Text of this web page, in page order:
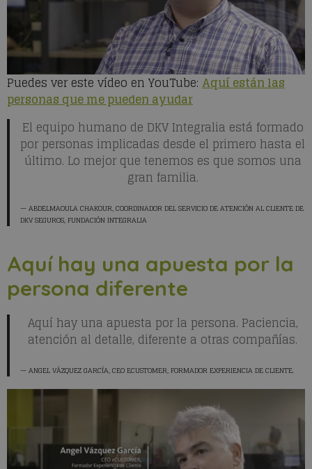
Puedes ver este vídeo en YouTube: Aquí están las
personas que me pueden ayudar
El equipo humano de DKV Integralia está formado
por personas implicadas desde el primero hasta el
último. Lo mejor que tenemos es que somos una
gran familia.
ABDELMAOULA CHAKOUR, COORDINADOR DEL SERVICIO DE ATENCIÓN AL CLIENTE DE
DKV SEGUROS, FUNDACIÓN INTEGRALIA
Aquí hay una apuesta por la
persona diferente
Aquí hay una apuesta por la persona. Paciencia,
atención al detalle, diferente a otras compañías.
ANGEL VÁZQUEZ GARCÍA, CEO ECUSTOMER, FORMADOR EXPERIENCIA DE CLIENTE.